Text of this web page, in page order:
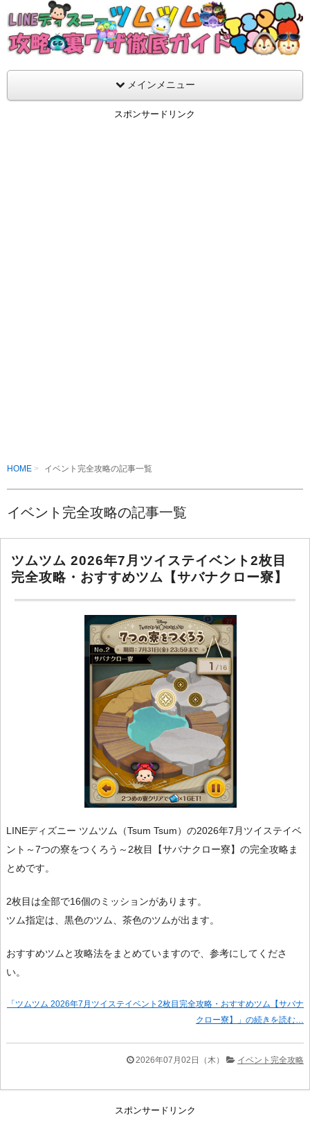
LINEディズニー ツムツム攻略・裏ワザ徹底
支持率No1！痒いところに手が届くツムツム攻略サイト！新ツ
ラ評価も丁寧に解説！ツムツムを120％楽しめるサイトを目指し
メインメニュー
スポンサードリンク
HOME イベント完全攻略の記事一覧
イベント完全攻略の記事一覧
ツムツム 2026年7月ツイステイベント2枚目
完全攻略・おすすめツム【サバナクロー寮】
LINEディズニー ツムツム（Tsum Tsum）の2026年7月ツイステイベ
ント～7つの寮をつくろう～2枚目【サバナクロー寮】の完全攻略ま
とめです。
2枚目は全部で16個のミッションがあります。
ツム指定は、黒色のツム、茶色のツムが出ます。
おすすめツムと攻略法をまとめていますので、参考にしてくださ
い。
「ツムツム 2026年7月ツイステイベント2枚目完全攻略・おすすめツム【サバナ
クロー寮】」の続きを読む…
2026年07月02日（木） イベント完全攻略
スポンサードリンク